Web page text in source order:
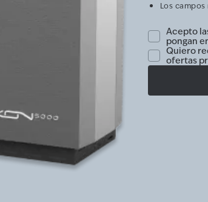
Los
Acepto
pongan
Quiero
ofertas